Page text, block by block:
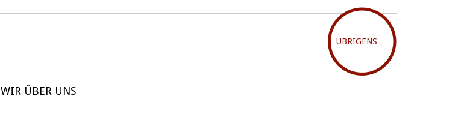
ÜBRIGENS …
WIR ÜBER UNS